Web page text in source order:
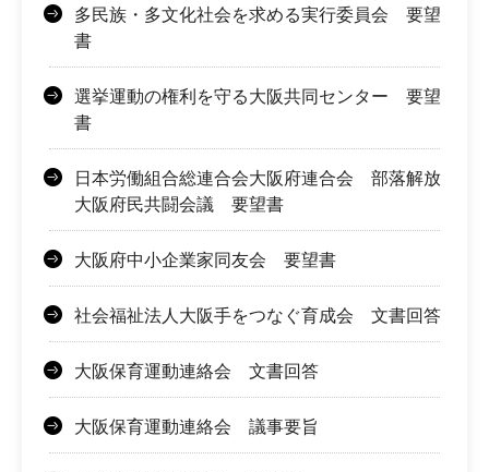
多民族・多文化社会を求める実行委員会 要望
書
選挙運動の権利を守る大阪共同センター 要望
書
日本労働組合総連合会大阪府連合会 部落解放
大阪府民共闘会議 要望書
大阪府中小企業家同友会 要望書
社会福祉法人大阪手をつなぐ育成会 文書回答
大阪保育運動連絡会 文書回答
大阪保育運動連絡会 議事要旨